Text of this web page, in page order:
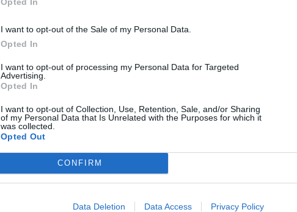
I want to opt-out of the Sale of my Personal Data.
Opted In
I want to opt-out of processing my Personal Data for Targeted
Advertising.
Opted In
I want to opt-out of Collection, Use, Retention, Sale, and/or Sharing
of my Personal Data that Is Unrelated with the Purposes for which it
was collected.
Opted Out
CONFIRM
Data Deletion Data Access Privacy Policy